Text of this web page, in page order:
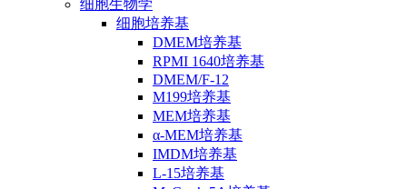
细胞生物学
细胞培养基
DMEM培养基
RPMI 1640培养基
DMEM/F-12
M199培养基
MEM培养基
α-MEM培养基
IMDM培养基
L-15培养基